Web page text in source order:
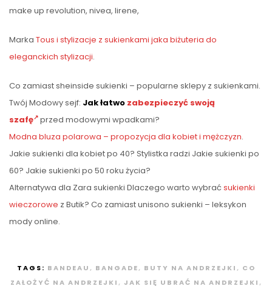
make up revolution, nivea, lirene,
Marka Tous i stylizacje z sukienkami jaka biżuteria do
eleganckich stylizacji.
Co zamiast sheinside sukienki – popularne sklepy z sukienkami.
Twój Modowy sejf: Jak łatwo zabezpieczyć swoją
szafę przed modowymi wpadkami?
Modna bluza polarowa – propozycja dla kobiet i mężczyzn.
Jakie sukienki dla kobiet po 40? Stylistka radzi Jakie sukienki po
60? Jakie sukienki po 50 roku życia?
Alternatywa dla Zara sukienki Dlaczego warto wybrać sukienki
wieczorowe z Butik? Co zamiast unisono sukienki – leksykon
mody online.
TAGS: BANDEAU , BANGADE, BUTY NA ANDRZEJKI , CO
ZAŁOŻYĆ NA ANDRZEJKI , JAK SIĘ UBRAĆ NA ANDRZEJKI ,